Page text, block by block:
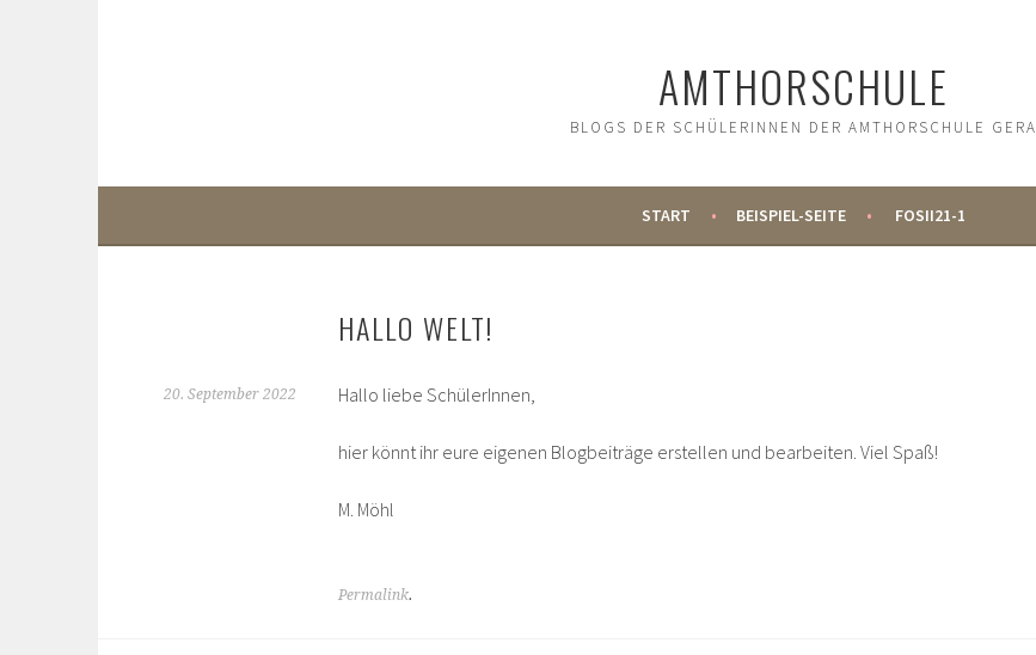
AMTHORSCHULE
BLOGS DER SCHÜLERINNEN DER AMTHORSCHULE GERA
START BEISPIEL-SEITE FOSII21-1
HALLO WELT!
20. September 2022 Hallo liebe SchülerInnen,
hier könnt ihr eure eigenen Blogbeiträge erstellen und bearbeiten. Viel Spaß!
M. Möhl
Permalink.